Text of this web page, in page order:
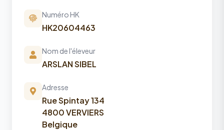
Numéro HK
HK20604463
Nom de l'éleveur
ARSLAN SIBEL
Adresse
Rue Spintay 134
4800 VERVIERS
Belgique